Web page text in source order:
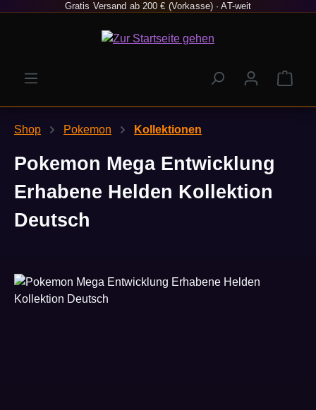
Zum Hauptinhalt springen
Gratis Versand ab 200 € (Vorkasse) · AT-weit
Shop Pokemon Kollektionen
Pokemon Mega Entwicklung
Erhabene Helden Kollektion
Deutsch
Bildergalerie überspringen